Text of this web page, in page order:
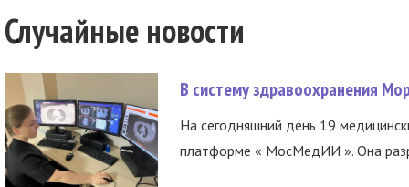
Случайные новости
В систему здравоохранения
На сегодняшний день 19
платформе « МосМедИИ ». Она